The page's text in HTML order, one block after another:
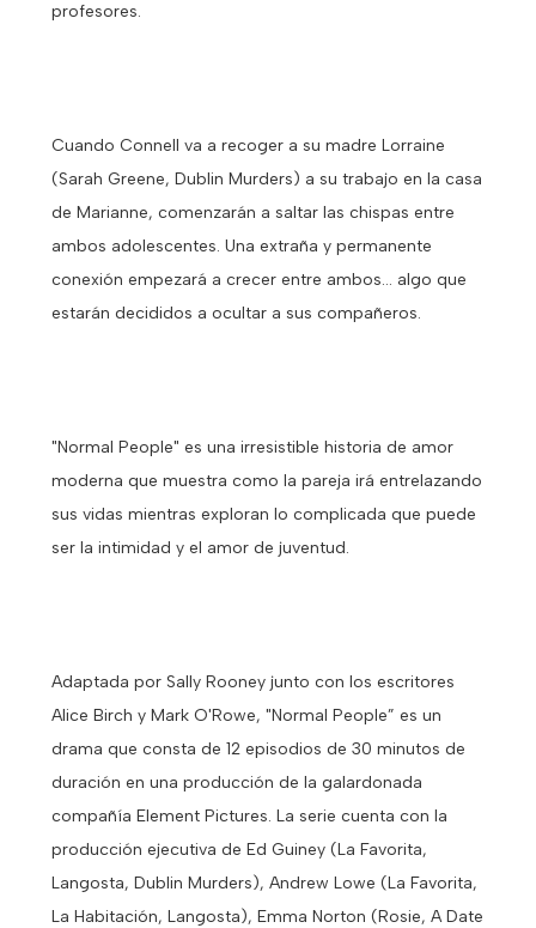
profesores.
Cuando Connell va a recoger a su madre Lorraine
(Sarah Greene, Dublin Murders) a su trabajo en la casa
de Marianne, comenzarán a saltar las chispas entre
ambos adolescentes. Una extraña y permanente
conexión empezará a crecer entre ambos… algo que
estarán decididos a ocultar a sus compañeros.
"Normal People" es una irresistible historia de amor
moderna que muestra como la pareja irá entrelazando
sus vidas mientras exploran lo complicada que puede
ser la intimidad y el amor de juventud.
Adaptada por Sally Rooney junto con los escritores
Alice Birch y Mark O'Rowe, "Normal People” es un
drama que consta de 12 episodios de 30 minutos de
duración en una producción de la galardonada
compañía Element Pictures. La serie cuenta con la
producción ejecutiva de Ed Guiney (La Favorita,
Langosta, Dublin Murders), Andrew Lowe (La Favorita,
La Habitación, Langosta), Emma Norton (Rosie, A Date